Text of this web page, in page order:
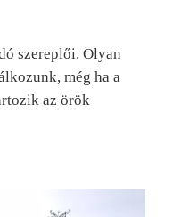
szereplői. Olyan
még ha a
az örök